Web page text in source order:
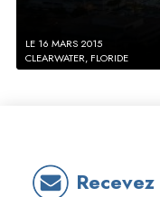
LE 16 MARS 2015
CLEARWATER, FLORIDE